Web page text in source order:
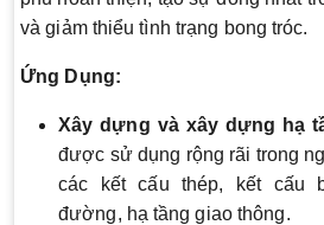
và giảm thiểu tình trạng bong tróc.
Ứng Dụng:
Xây dựng và xây dựng hạ
được sử dụng rộng rãi trong
các kết cấu thép, kết cấu
đường, hạ tầng giao thông.